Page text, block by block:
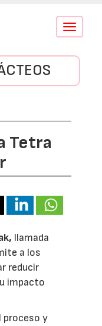
Conmutar
Tetra
llamada
a los
reducir
impacto
proceso y